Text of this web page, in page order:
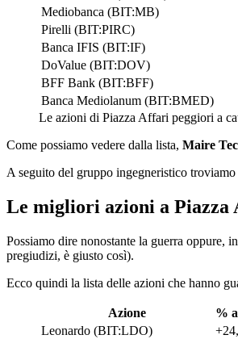
Mediobanca (BIT:MB)
Pirelli (BIT:PIRC)
Banca IFIS (BIT:IF)
DoValue (BIT:DOV)
BFF Bank (BIT:BFF)
Banca Mediolanum (BIT:BMED)
Le azioni di Piazza Affari peggiori a
Come possiamo vedere dalla lista, Maire
A seguito del gruppo ingegneristico
Le migliori azioni a Piazza
Possiamo dire nonostante la guerra oppure,
pregiudizi, è giusto così).
Ecco quindi la lista delle azioni che hanno
Azione %
Leonardo (BIT:LDO)